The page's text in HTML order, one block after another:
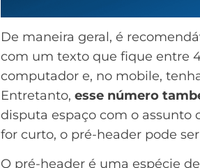
De maneira geral, é
com um texto que fique entre
computador e, no mobile,
Entretanto, esse número
disputa espaço com o assunto
for curto, o pré-header pode
O pré-header é uma espécie